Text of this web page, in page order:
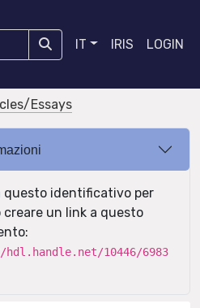
IT IRIS LOGIN
Essays
questo identificativo per
creare un link a questo
10446/6983